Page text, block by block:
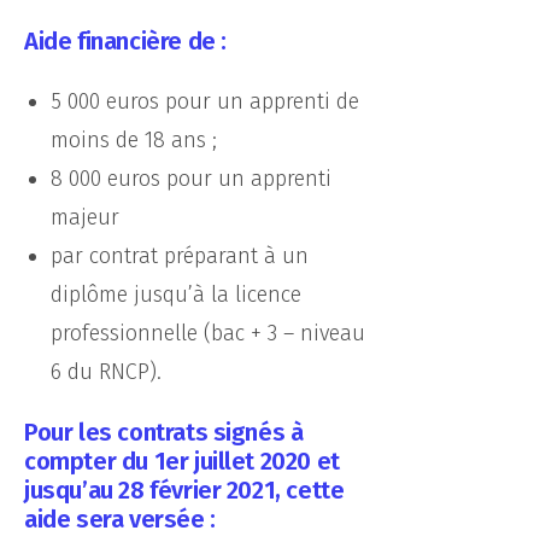
Aide financière de :
5 000 euros pour un apprenti de
moins de 18 ans ;
8 000 euros pour un apprenti
majeur
par contrat préparant à un
diplôme jusqu’à la licence
professionnelle (bac + 3 – niveau
6 du RNCP).
Pour les contrats signés à
compter du 1er juillet 2020 et
jusqu’au 28 février 2021, cette
aide sera versée :
Afin de vous proposer la
meilleure expérence web
possible, le site CCI
cookies nécessaires à son
améliorer son interactivité
partage sur les réseaux
sociaux) et à réaliser des
statistiques d'audience.
Plusieurs options d'offrent à
refuser », « continuer sans
accepter » ou « paramétrer
les cookies ».
Vous pouvez à tout moment